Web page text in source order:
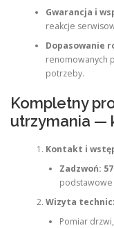
Gwarancja i
reakcje
Dopasowanie
renomowanych
potrzeby.
Kompletny
utrzymania —
Kontakt i
Zadzwoń:
podstawowe
Wizyta
Pomiar